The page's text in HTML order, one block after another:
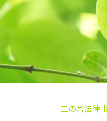
二の宮法律